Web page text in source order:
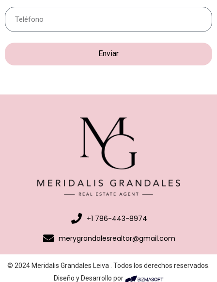
Enviar
+1 786-443-8974
merygrandalesrealtor@gmail.com
© 2024 Meridalis Grandales Leiva . Todos los derechos reservados.
Diseño y Desarrollo por